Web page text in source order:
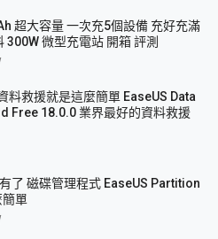
超大容量 一次充5個設備 充好充滿
300W 微型充電站 開箱 評測
料救援就是這麼簡單 EaseUS Data
Free 18.0.0 業界最好的資料救援
了 磁碟管理程式 EaseUS Partition
單